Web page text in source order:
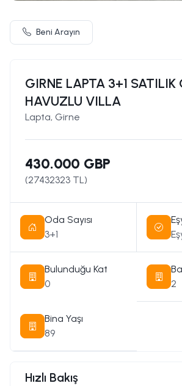
Beni Arayın
GIRNE LAPTA 3+1 SATILIK
HAVUZLU VILLA
Lapta, Girne
430.000 GBP
(27432323 TL)
Oda Sayısı
3+1
Bulunduğu Kat
0
2
Bina Yaşı
89
Hızlı Bakış